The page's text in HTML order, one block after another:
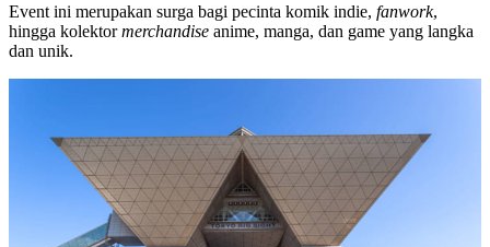
Event ini merupakan surga bagi pecinta komik indie, fanwork,
hingga kolektormerchandise anime, manga, dan game yang langka
dan unik.